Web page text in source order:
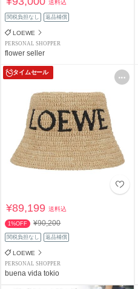
送料込
関税負担なし 返品補償
LOEWE
PERSONAL SHOPPER
flower seller
タイムセール
¥89,199送料込
1%OFF ¥90,200
関税負担なし 返品補償
LOEWE
PERSONAL SHOPPER
buena vida tokio